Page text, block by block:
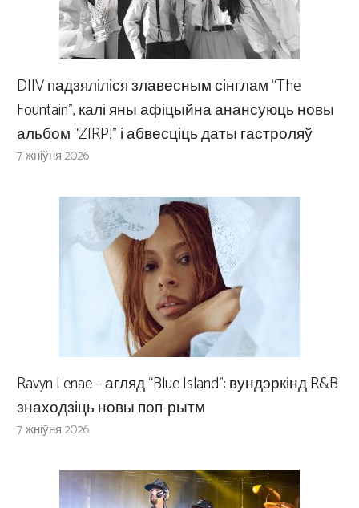
DIIV падзяліліся злавесным сінглам “The
Fountain”, калі яны афіцыйна анансуюць новы
альбом “ZIRP!” і абвесціць даты гастроляў
7 жніўня 2026
Ravyn Lenae – агляд “Blue Island”: вундэркінд R&B
знаходзіць новы поп-рытм
7 жніўня 2026